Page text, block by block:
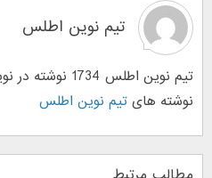
تیم نوین اطلس
تیم نوین اطلس
نوشته های تیم نوین اطلس